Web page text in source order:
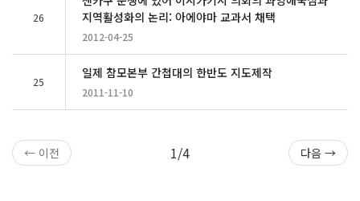
26
지역활성화의 논리: 아에야마 교과서 채택
2012-04-25
25
일제 참모본부 간첩대의 한반도 지도제작
2011-11-10
← 이전 1/4 다음 →